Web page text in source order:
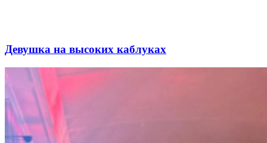
Девушка на высоких каблуках